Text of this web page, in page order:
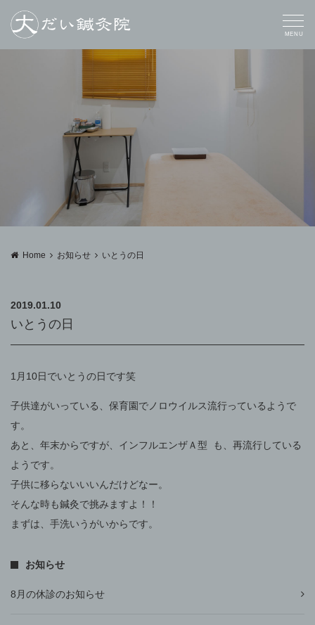
MENU
Home お知らせ いとうの日
2019.01.10
いとうの日
1月10日でいとうの日です笑
子供達がいっている、保育園でノロウイルス流行っているようで
す。
あと、年末からですが、インフルエンザＡ型 も、再流行している
ようです。
子供に移らないいいんだけどなー。
そんな時も鍼灸で挑みますよ！！
まずは、手洗いうがいからです。
お知らせ
8月の休診のお知らせ